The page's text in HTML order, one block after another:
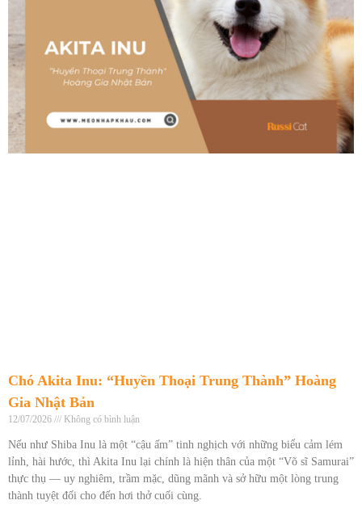
Chó Akita Inu: “Huyền Thoại Trung Thành” Hoàng
Gia Nhật Bản
12/07/2026 Không có bình luận
Nếu như Shiba Inu là một “cậu ấm” tinh nghịch với những biểu cảm lém
lỉnh, hài hước, thì Akita Inu lại chính là hiện thân của một “Võ sĩ Samurai”
thực thụ — uy nghiêm, trầm mặc, dũng mãnh và sở hữu một lòng trung
thành tuyệt đối cho đến hơi thở cuối cùng.